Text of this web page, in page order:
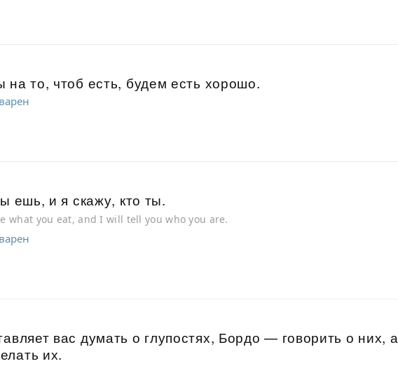
то, чтоб есть, будем есть хорошо.
ешь, и я скажу, кто ты.
what you eat, and I will tell you who you are.
вас думать о глупостях, Бордо — говорить о них, а
их.